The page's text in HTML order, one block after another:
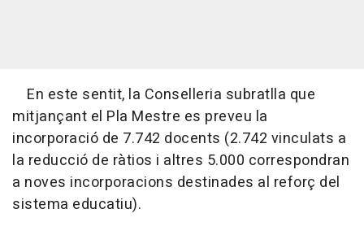
En este sentit, la Conselleria subratlla que
mitjançant el Pla Mestre es preveu la
incorporació de 7.742 docents (2.742 vinculats a
la reducció de ràtios i altres 5.000 correspondran
a noves incorporacions destinades al reforç del
sistema educatiu).